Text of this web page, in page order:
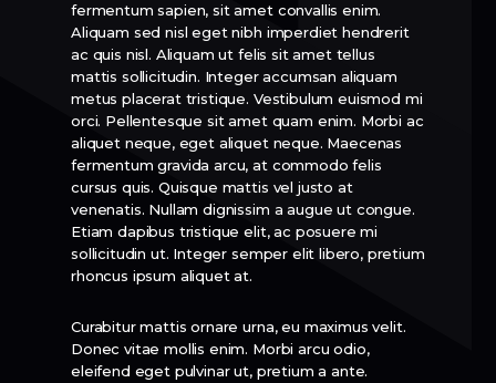
fermentum sapien, sit amet convallis enim.
Aliquam sed nisl eget nibh imperdiet hendrerit
ac quis nisl. Aliquam ut felis sit amet tellus
mattis sollicitudin. Integer accumsan aliquam
metus placerat tristique. Vestibulum euismod mi
orci. Pellentesque sit amet quam enim. Morbi ac
aliquet neque, eget aliquet neque. Maecenas
fermentum gravida arcu, at commodo felis
cursus quis. Quisque mattis vel justo at
venenatis. Nullam dignissim a augue ut congue.
Etiam dapibus tristique elit, ac posuere mi
sollicitudin ut. Integer semper elit libero, pretium
rhoncus ipsum aliquet at.
Curabitur mattis ornare urna, eu maximus velit.
Donec vitae mollis enim. Morbi arcu odio,
eleifend eget pulvinar ut, pretium a ante.